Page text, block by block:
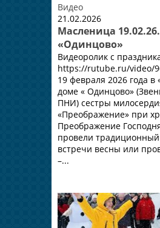
Видео
21.02.2026
Масленица
«Одинцово»
Видеоролик с
https://rutube.ru/video/
19 февраля 2026 года в
доме « Одинцово»
ПНИ) сестры
«Преображение» при
Преображение
провели
встречи весны или
–...